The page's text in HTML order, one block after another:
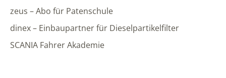
zeus – Abo für Patenschule
dinex – Einbaupartner für Dieselpartikelfilter
SCANIA Fahrer Akademie